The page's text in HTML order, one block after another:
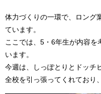
体力づくりの一環で、ロング
ています。
ここでは、5・6年生が内容
います。
今週は、しっぽとりとドッチ
全校を引っ張ってくれており